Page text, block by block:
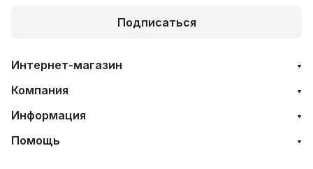
Подписаться
Интернет-магазин
Компания
Информация
Помощь